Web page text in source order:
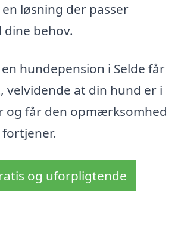
løsning der passer
behov.
hundepension i Selde får
velvidende at din hund er i
og får den opmærksomhed
og uforpligtende